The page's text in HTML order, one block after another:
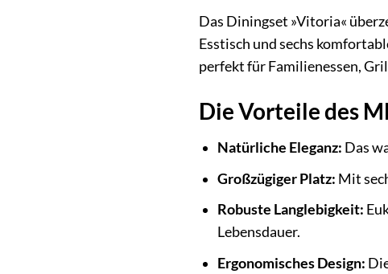
Das Diningset »Vitoria«
Esstisch und sechs
perfekt für Familienessen,
Die Vorteile des
Natürliche Eleganz: Das
Großzügiger Platz: Mit
Robuste Langlebigkeit:
Lebensdauer.
Ergonomisches Design: